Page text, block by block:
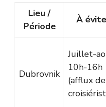
Lieu /
Période
À
Dubrovnik
Juillet-
10h-16h
(afflux de